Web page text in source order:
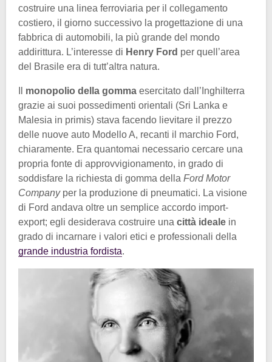
costruire una linea ferroviaria per il collegamento
costiero, il giorno successivo la progettazione di una
fabbrica di automobili, la più grande del mondo
addirittura. L’interesse di Henry Ford per quell’area
del Brasile era di tutt’altra natura.
monopolio della gomma esercitato dall’Inghilterra
grazie ai suoi possedimenti orientali (Sri Lanka e
Malesia in primis) stava facendo lievitare il prezzo
delle nuove auto Modello A, recanti il marchio Ford,
chiaramente. Era quantomai necessario cercare una
propria fonte di approvvigionamento, in grado di
soddisfare la richiesta di gomma della Ford Motor
Companyper la produzione di pneumatici. La visione
di Ford andava oltre un semplice accordo import-
export; egli desiderava costruire una città ideale in
grado di incarnare i valori etici e professionali della
grande industria fordista.